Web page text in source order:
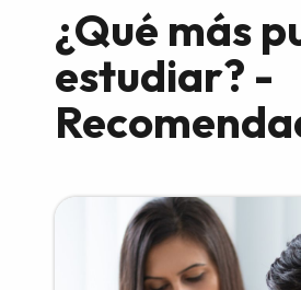
¿Qué más
estudiar? -